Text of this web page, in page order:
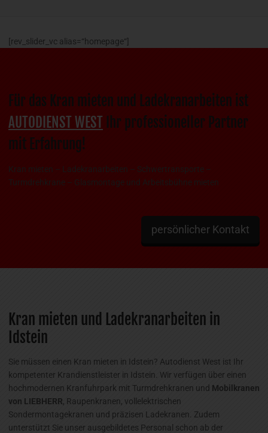
[rev_slider_vc alias=“homepage“]
Für das Kran mieten und Ladekranarbeiten ist
AUTODIENST WEST Ihr professioneller Partner
mit Erfahrung!
Kran mieten – Ladekranarbeiten – Schwertransporte –
Turmdrehkrane – Glasmontage und Arbeitsbühne mieten
persönlicher Kontakt
Kran mieten und Ladekranarbeiten in
Idstein
Sie müssen einen Kran mieten in Idstein? Autodienst West ist Ihr
kompetenter Krandienstleister in Idstein. Wir verfügen über einen
hochmodernen Kranfuhrpark mit Turmdrehkranen und Mobilkranen
von LIEBHERR, Raupenkranen, vollelektrischen
Sondermontagekranen und präzisen Ladekranen. Zudem
unterstützt Sie unser ausgebildetes Personal schon ab der